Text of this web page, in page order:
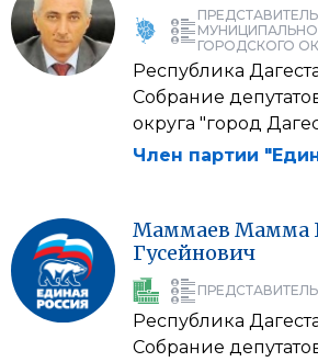
ГОРОДСКОГО
Республика
Собрание
округа "город
Член партии
Маммаев Мамма
Гусейнович
Республика
Собрание